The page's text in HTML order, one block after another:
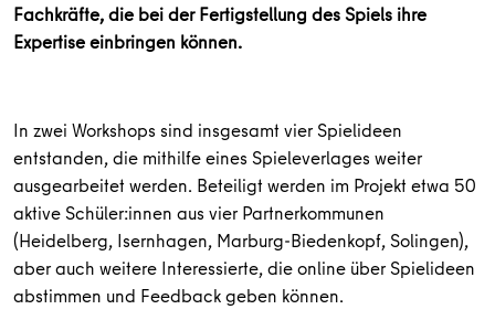
Fachkräfte, die bei der Fertigstellung des Spiels ihre
Expertise einbringen können.
In zwei Workshops sind insgesamt vier Spielideen
entstanden, die mithilfe eines Spieleverlages weiter
ausgearbeitet werden. Beteiligt werden im Projekt etwa 50
aktive Schüler:innen aus vier Partnerkommunen
(Heidelberg, Isernhagen, Marburg-Biedenkopf, Solingen),
aber auch weitere Interessierte, die online über Spielideen
abstimmen und Feedback geben können.